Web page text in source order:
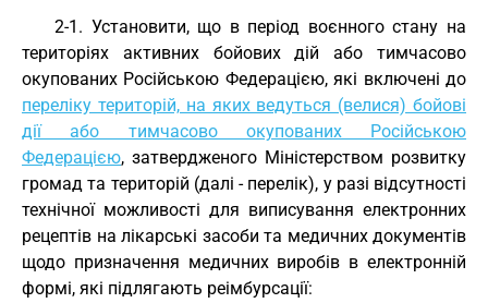
2-1. Установити, що в період воєнного стану на
територіях активних бойових дій або тимчасово
окупованих Російською Федерацією, які включені до
переліку територій, на яких ведуться (велися) бойові
дії або тимчасово окупованих Російською
Федерацією, затвердженого Міністерством розвитку
громад та територій (далі - перелік), у разі відсутності
технічної можливості для виписування електронних
рецептів на лікарські засоби та медичних документів
щодо призначення медичних виробів в електронній
формі, які підлягають реімбурсації: